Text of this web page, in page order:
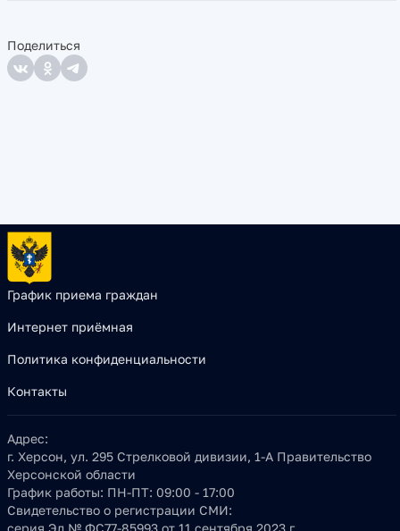
Поделиться
График приема граждан
Интернет приёмная
Политика конфиденциальности
Контакты
Адрес:
г. Херсон, ул. 295 Стрелковой дивизии, 1-А Правительство
Херсонской области
График работы: ПН-ПТ: 09:00 - 17:00
Свидетельство о регистрации СМИ:
серия Эл № ФС77-85993 от 11 сентября 2023 г.